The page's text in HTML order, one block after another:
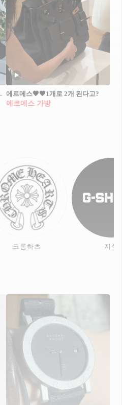
화👟
에르메스🖤🤎1개로 2개 된다고?
에르메스 가방
크롬하츠 지샥